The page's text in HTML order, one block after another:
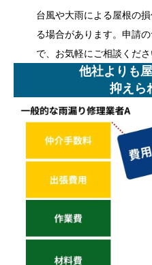
台風や大雨による屋根の
る場合があります。申請
で、お気軽にご相談くださ
他社よりも
抑えら